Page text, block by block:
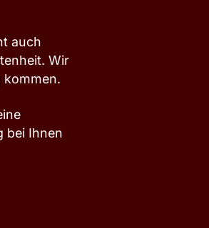
auch
Wir
kommen.
bei Ihnen